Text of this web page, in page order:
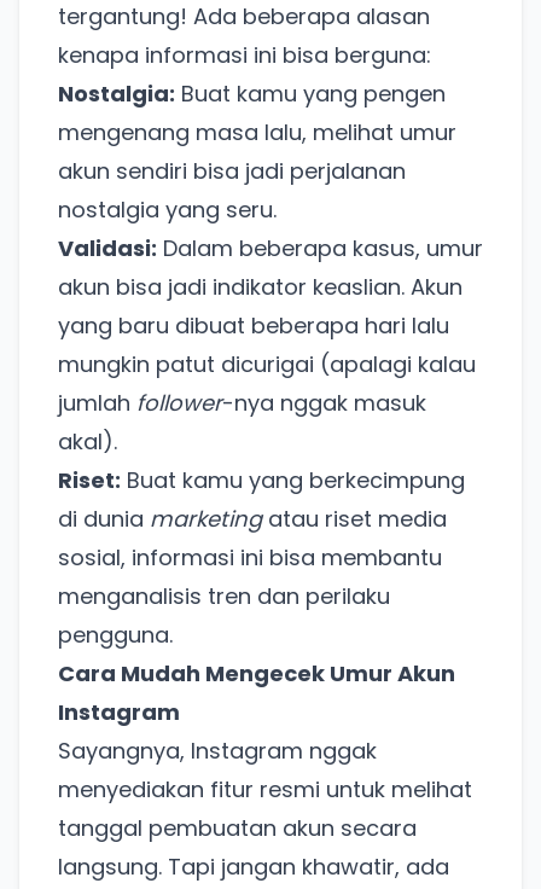
tergantung! Ada beberapa alasan
kenapa informasi ini bisa berguna:
Nostalgia: Buat kamu yang pengen
mengenang masa lalu, melihat umur
akun sendiri bisa jadi perjalanan
nostalgia yang seru.
Validasi: Dalam beberapa kasus, umur
akun bisa jadi indikator keaslian. Akun
yang baru dibuat beberapa hari lalu
mungkin patut dicurigai (apalagi kalau
jumlah follower-nya nggak masuk
akal).
Riset: Buat kamu yang berkecimpung
di dunia marketingatau riset media
sosial, informasi ini bisa membantu
menganalisis tren dan perilaku
pengguna.
Cara Mudah Mengecek Umur Akun
Instagram
Sayangnya, Instagram nggak
menyediakan fitur resmi untuk melihat
tanggal pembuatan akun secara
langsung. Tapi jangan khawatir, ada